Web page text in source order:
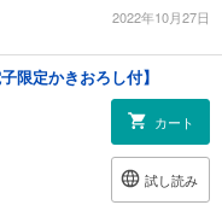
2022年10月27日
限定かきおろし付】
カート
試し読み